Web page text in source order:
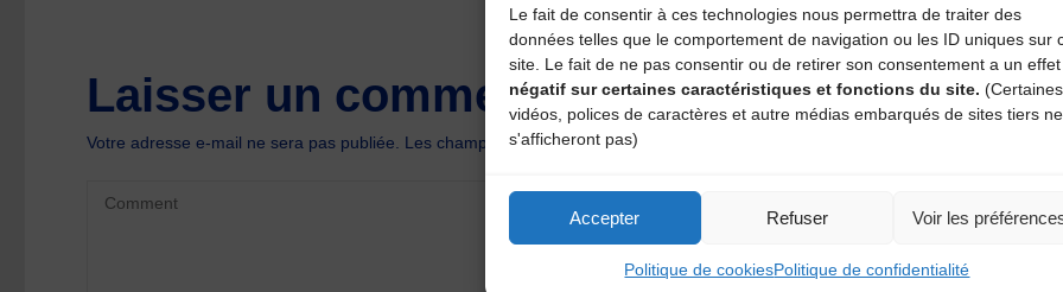
Le fait de consentir à ces technologies nous permettra de traiter des
données telles que le comportement de navigation ou les ID uniques sur
site. Le fait de ne pas consentir ou de retirer son consentement a un effet
négatif sur certaines caractéristiques et fonctions du site. (Certaines
vidéos, polices de caractères et autre médias embarqués de sites tiers ne
s'afficheront pas)
Accepter Refuser Voir les
Politique de cookiesPolitique de confidentialité
Laisser un commentaire
Votre adresse e-mail ne sera pas publiée. Les champs obligatoires sont indiqués avec